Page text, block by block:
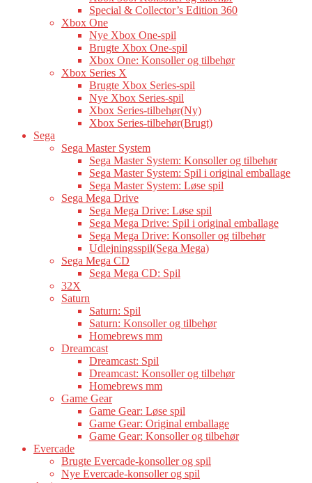
Special & Collector’s Edition 360
Xbox One
Nye Xbox One-spil
Brugte Xbox One-spil
Xbox One: Konsoller og tilbehør
Xbox Series X
Brugte Xbox Series-spil
Nye Xbox Series-spil
Xbox Series-tilbehør(Ny)
Xbox Series-tilbehør(Brugt)
Sega
Sega Master System
Sega Master System: Konsoller og tilbehør
Sega Master System: Spil i original emballage
Sega Master System: Løse spil
Sega Mega Drive
Sega Mega Drive: Løse spil
Sega Mega Drive: Spil i original emballage
Sega Mega Drive: Konsoller og tilbehør
Udlejningsspil(Sega Mega)
Sega Mega CD
Sega Mega CD: Spil
32X
Saturn
Saturn: Spil
Saturn: Konsoller og tilbehør
Homebrews mm
Dreamcast
Dreamcast: Spil
Dreamcast: Konsoller og tilbehør
Homebrews mm
Game Gear
Game Gear: Løse spil
Game Gear: Original emballage
Game Gear: Konsoller og tilbehør
Evercade
Brugte Evercade-konsoller og spil
Nye Evercade-konsoller og spil